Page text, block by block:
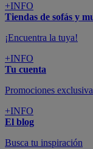
+INFO
Tiendas de sofás y
¡Encuentra la tuya!
+INFO
Tu cuenta
Promociones
+INFO
El blog
Busca tu inspiración